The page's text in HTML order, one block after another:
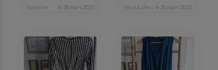
pantalon le 28 mars 2023 haut & chemisier le 28 mars 2023